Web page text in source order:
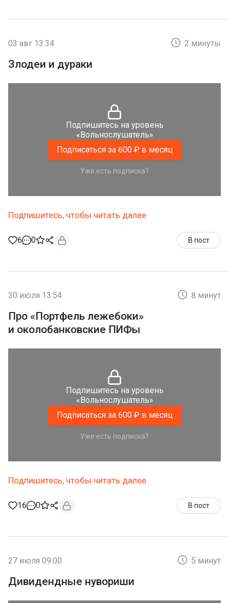
03 авг 13:34 2 минуты
Злодеи и дураки
Подпишитесь на уровень
«Вольнослушатель»
Подписаться за 600 ₽ в месяц
Уже есть подписка?
Подпишитесь, чтобы читать далее
6 0 В пост
30 июля 13:54 8 минут
Про «Портфель лежебоки»
и околобанковские ПИФы
Подпишитесь на уровень
«Вольнослушатель»
Подписаться за 600 ₽ в месяц
Уже есть подписка?
Подпишитесь, чтобы читать далее
16 0 В пост
27 июля 09:00 5 минут
Дивидендные нувориши